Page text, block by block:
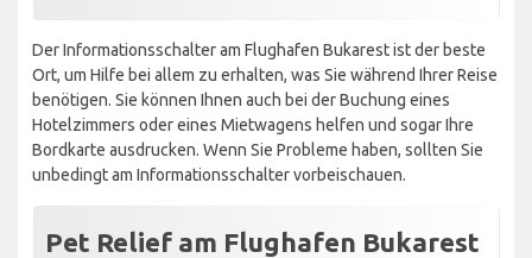
Der Informationsschalter am Flughafen Bukarest ist der beste
Ort, um Hilfe bei allem zu erhalten, was Sie während Ihrer Reise
benötigen. Sie können Ihnen auch bei der Buchung eines
Hotelzimmers oder eines Mietwagens helfen und sogar Ihre
Bordkarte ausdrucken. Wenn Sie Probleme haben, sollten Sie
unbedingt am Informationsschalter vorbeischauen.
Pet Relief am Flughafen Bukarest